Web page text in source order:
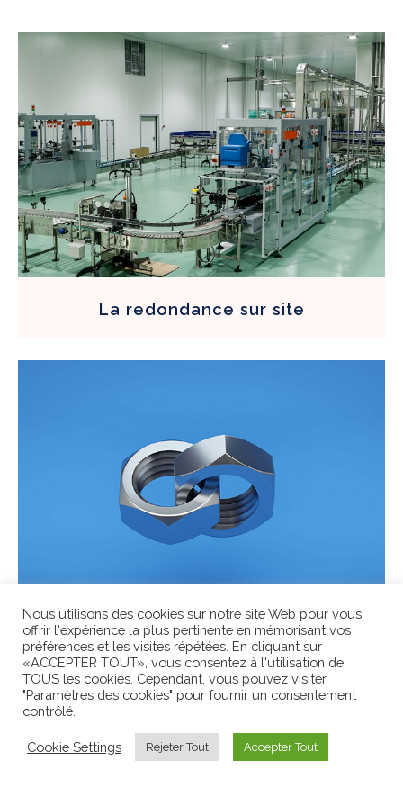
La redondance sur site
Le hard est customisé
Nous utilisons des cookies sur notre site Web pour vous
offrir l'expérience la plus pertinente en mémorisant vos
préférences et les visites répétées. En cliquant sur
«ACCEPTER TOUT», vous consentez à l'utilisation de
TOUS les cookies. Cependant, vous pouvez visiter
"Paramètres des cookies" pour fournir un consentement
contrôlé.
Cookie Settings Rejeter Tout Accepter Tout